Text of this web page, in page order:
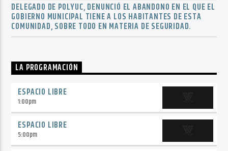
DELEGADO DE POLYUC, DENUNCIÓ EL ABANDONO EN EL QUE EL
GOBIERNO MUNICIPAL TIENE A LOS HABITANTES DE ESTA
COMUNIDAD, SOBRE TODO EN MATERIA DE SEGURIDAD.
LA PROGRAMACIÓN
ESPACIO LIBRE
1:00pm
ESPACIO LIBRE
5:00pm